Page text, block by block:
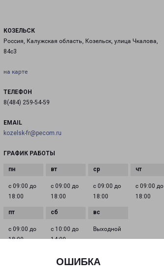
ОШИБКА
КОЗЕЛЬСК
Россия, Калужская область, Козельск, улица Чкалова,
84с3
на карте
ТЕЛЕФОН
8(484) 259-54-59
EMAIL
kozelsk-fr@pecom.ru
ГРАФИК РАБОТЫ
с 09:00 до
18:00
с 09:00 до
18:00
с 09:00 до
18:00
с 09:00 до
18:00
с 09:00 до
18:00
с 10:00 до
14:00
Выходной